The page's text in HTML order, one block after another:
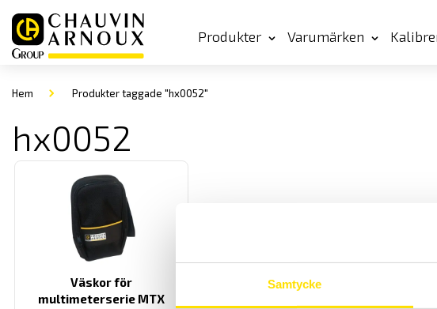
Samtycke
Produkter Varumärken
Hem Produkter taggade "hx0052"
hx0052
Väskor för
multimeterserie MTX